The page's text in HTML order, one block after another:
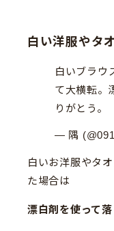
白い洋服やタ
白いブラウ
て大横転。
りがとう。
— 隅
白いお洋服やタ
た場合は
漂白剤を使って